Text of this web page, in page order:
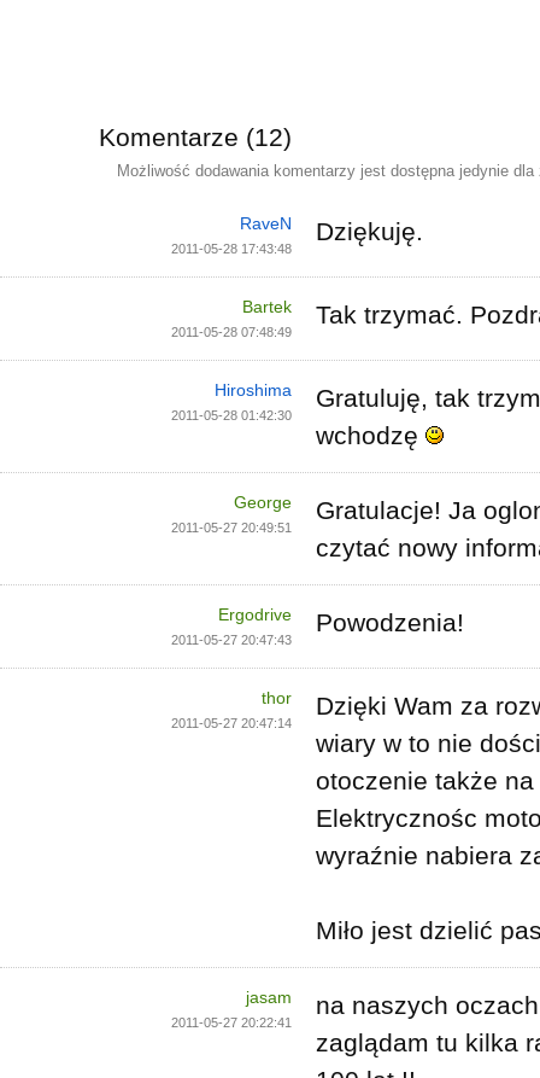
Komentarze (12)
Możliwość dodawania komentarzy jest dostępna jedynie
RaveN
2011-05-28 17:43:48
Dziękuję.
Bartek
2011-05-28 07:48:49
Tak trzymać.
Hiroshima
2011-05-28 01:42:30
Gratuluję, tak
wchodzę
George
2011-05-27 20:49:51
Gratulacje! Ja
czytać nowy
Ergodrive
2011-05-27 20:47:43
Powodzenia!
thor
2011-05-27 20:47:14
Dzięki Wam za
wiary w to nie
otoczenie także
Elektrycznośc
wyraźnie nabiera
Miło jest dzielić
jasam
2011-05-27 20:22:41
na naszych
zaglądam tu kilka